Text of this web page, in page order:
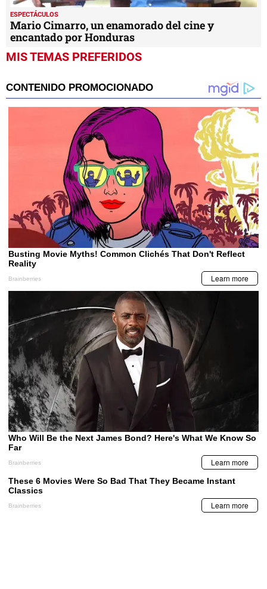
ESPECTÁCULOS
Mario Cimarro, un enamorado del cine y
encantado por Honduras
MIS TEMAS PREFERIDOS